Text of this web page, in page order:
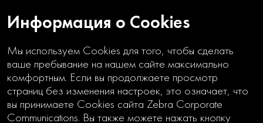
13|11|2013
Работы В2B дизайн-бюро
«Зебра» стали лауреатами XVI
Информация о Cookies
Мы используем Cookies для того, чтобы сделать
ваше пребывание на нашем сайте максимально
комфортным. Если вы продолжаете просмотр
страниц без изменения настроек, это означает, что
вы принимаете Cookies сайта Zebra Corporate
Communications. Вы также можете нажать кнопку